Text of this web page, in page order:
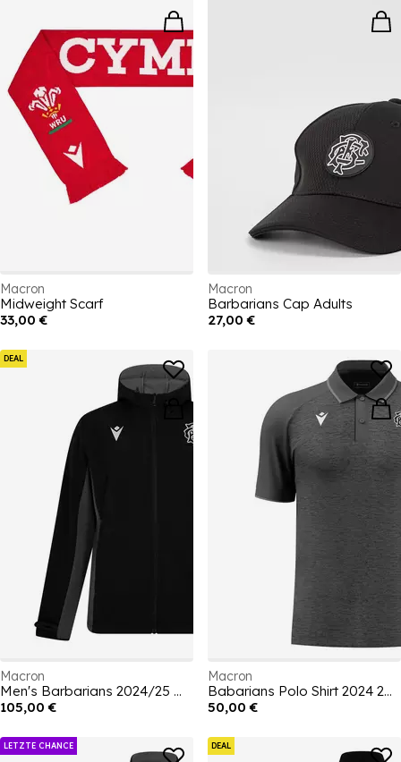
Macron
Midweight Scarf
33,00 €
Macron
Barbarians Cap Adults
27,00 €
DEAL
Macron
Men's Barbarians 2024/25 Water and Wind Resistant Long Sleeve Performance Rugby Jacket
105,00 €
Macron
Babarians Polo Shirt 2024 2025 Mens
50,00 €
LETZTE CHANCE DEAL